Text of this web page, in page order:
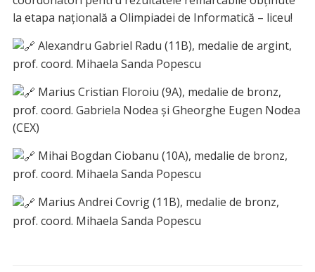
la etapa națională a Olimpiadei de Informatică – liceu!
Alexandru Gabriel Radu (11B), medalie de argint,
prof. coord. Mihaela Sanda Popescu
Marius Cristian Floroiu (9A), medalie de bronz,
prof. coord. Gabriela Nodea și Gheorghe Eugen Nodea
(CEX)
Mihai Bogdan Ciobanu (10A), medalie de bronz,
prof. coord. Mihaela Sanda Popescu
Marius Andrei Covrig (11B), medalie de bronz,
prof. coord. Mihaela Sanda Popescu